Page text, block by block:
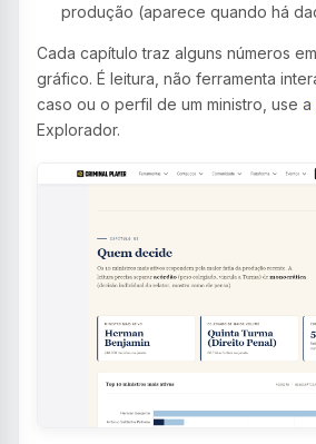
produção (aparece quando há
Cada capítulo traz alguns números
gráfico. É leitura, não ferramenta
caso ou o perfil de um ministro, use a
Explorador.